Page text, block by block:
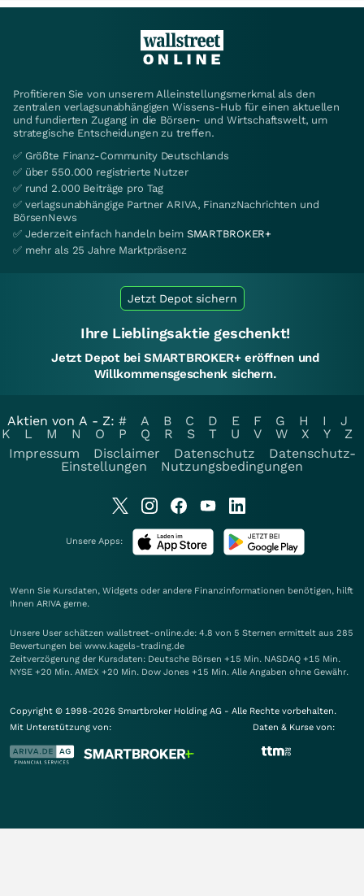
Profitieren Sie von unserem Alleinstellungsmerkmal als den
zentralen verlagsunabhängigen Wissens-Hub für einen aktuellen
und fundierten Zugang in die Börsen- und Wirtschaftswelt, um
strategische Entscheidungen zu treffen.
✅ Größte Finanz-Community Deutschlands
✅ über 550.000 registrierte Nutzer
✅ rund 2.000 Beiträge pro Tag
✅ verlagsunabhängige Partner ARIVA, FinanzNachrichten und
BörsenNews
✅ Jederzeit einfach handeln beim SMARTBROKER+
✅ mehr als 25 Jahre Marktpräsenz
Jetzt Depot sichern
Ihre Lieblingsaktie geschenkt!
Jetzt Depot bei SMARTBROKER+ eröffnen und
Willkommensgeschenk sichern.
Aktien von A - Z: # A B C D E F G H I
J
K
L M N O P Q R S T U V W X Y
Z
Impressum
Disclaimer Datenschutz
Datenschutz-
Einstellungen
Nutzungsbedingungen
Unsere Apps:
Wenn Sie Kursdaten, Widgets oder andere Finanzinformationen benötigen, hilft
Ihnen ARIVA gerne.
Unsere User schätzen wallstreet-online.de: 4.8 von 5 Sternen ermittelt aus 285
Bewertungen bei www.kagels-trading.de
Zeitverzögerung der Kursdaten: Deutsche Börsen +15 Min. NASDAQ +15 Min.
NYSE +20 Min. AMEX +20 Min. Dow Jones +15 Min. Alle Angaben ohne Gewähr.
Copyright © 1998-2026 Smartbroker Holding AG - Alle Rechte vorbehalten.
Mit Unterstützung von:
Daten & Kurse von: